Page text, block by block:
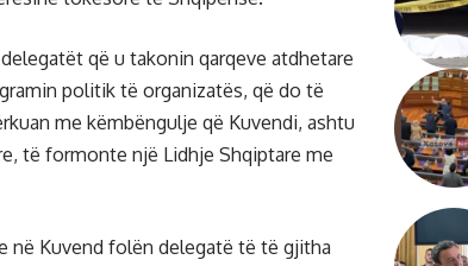
që u takonin qarqeve atdhetare
politik të organizatës, që do të
me këmbëngulje që Kuvendi, ashtu
të formonte një Lidhje Shqiptare me
në Kuvend folën delegatë të të gjitha